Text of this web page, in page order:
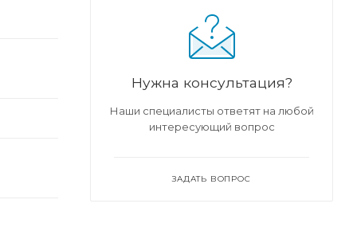
Нужна консультация?
Наши специалисты ответят на любой
интересующий вопрос
ЗАДАТЬ ВОПРОС